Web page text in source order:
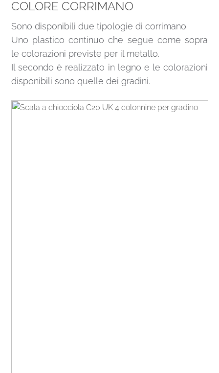
COLORE CORRIMANO
Sono disponibili due tipologie di corrimano:
Uno plastico continuo che segue come sopra
le colorazioni previste per il metallo.
Il secondo è realizzato in legno e le colorazioni
disponibili sono quelle dei gradini.